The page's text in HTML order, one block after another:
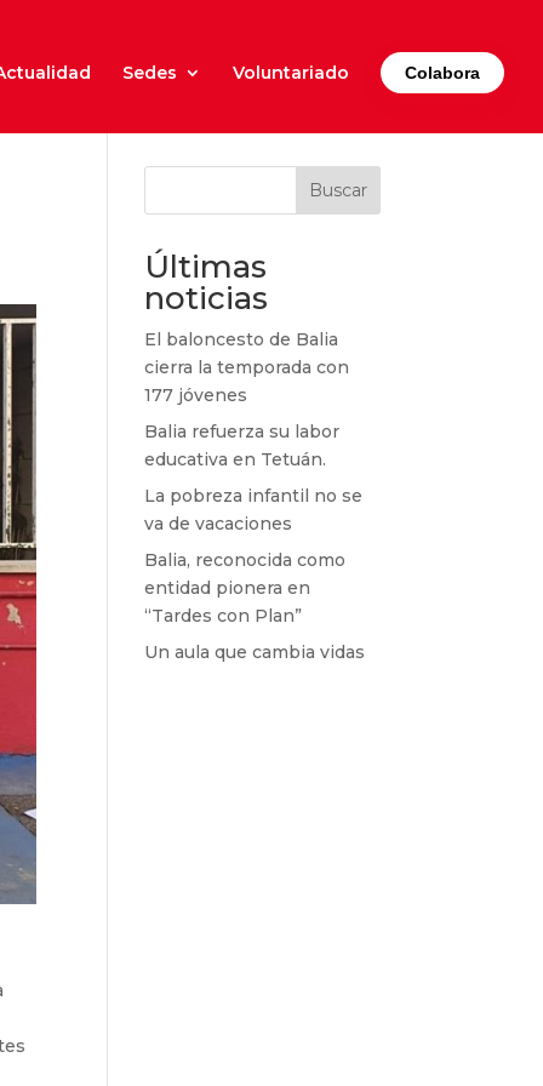
Sedes Voluntariado Colabora
Buscar
Últimas
noticias
El baloncesto de Balia
cierra la temporada con
177 jóvenes
Balia refuerza su labor
educativa en Tetuán.
La pobreza infantil no se
va de vacaciones
Balia, reconocida como
entidad pionera en
“Tardes con Plan”
Un aula que cambia vidas